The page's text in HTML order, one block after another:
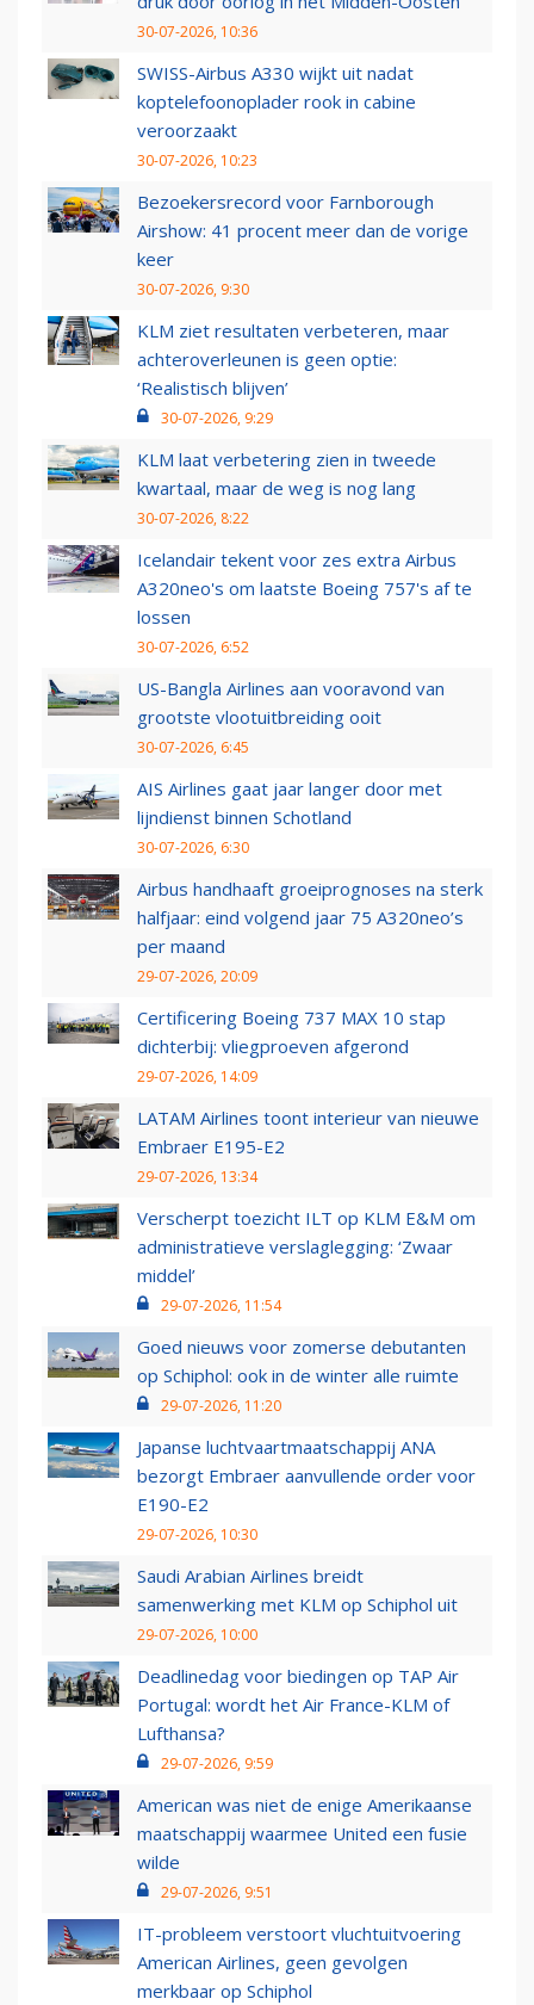
30-07-2026, 10:36
SWISS-Airbus A330 wijkt uit nadat
koptelefoonoplader rook in cabine
veroorzaakt
30-07-2026, 10:23
Bezoekersrecord voor Farnborough
Airshow: 41 procent meer dan de vorige
keer
30-07-2026, 9:30
KLM ziet resultaten verbeteren, maar
achteroverleunen is geen optie:
‘Realistisch blijven’
30-07-2026, 9:29
KLM laat verbetering zien in tweede
kwartaal, maar de weg is nog lang
30-07-2026, 8:22
Icelandair tekent voor zes extra Airbus
A320neo's om laatste Boeing 757's af te
lossen
30-07-2026, 6:52
US-Bangla Airlines aan vooravond van
grootste vlootuitbreiding ooit
30-07-2026, 6:45
AIS Airlines gaat jaar langer door met
lijndienst binnen Schotland
30-07-2026, 6:30
Airbus handhaaft groeiprognoses na sterk
halfjaar: eind volgend jaar 75 A320neo’s
per maand
29-07-2026, 20:09
Certificering Boeing 737 MAX 10 stap
dichterbij: vliegproeven afgerond
29-07-2026, 14:09
LATAM Airlines toont interieur van nieuwe
Embraer E195-E2
29-07-2026, 13:34
Verscherpt toezicht ILT op KLM E&M om
administratieve verslaglegging: ‘Zwaar
middel’
29-07-2026, 11:54
Goed nieuws voor zomerse debutanten
op Schiphol: ook in de winter alle ruimte
29-07-2026, 11:20
Japanse luchtvaartmaatschappij ANA
bezorgt Embraer aanvullende order voor
E190-E2
29-07-2026, 10:30
Saudi Arabian Airlines breidt
samenwerking met KLM op Schiphol uit
29-07-2026, 10:00
Deadlinedag voor biedingen op TAP Air
Portugal: wordt het Air France-KLM of
Lufthansa?
29-07-2026, 9:59
American was niet de enige Amerikaanse
maatschappij waarmee United een fusie
wilde
29-07-2026, 9:51
IT-probleem verstoort vluchtuitvoering
American Airlines, geen gevolgen
merkbaar op Schiphol